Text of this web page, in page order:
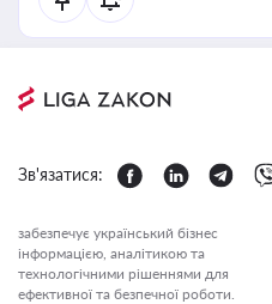
Зв'язатися:
забезпечує український бізнес
інформацією, аналітикою та
технологічними рішеннями для
ефективної та безпечної роботи.